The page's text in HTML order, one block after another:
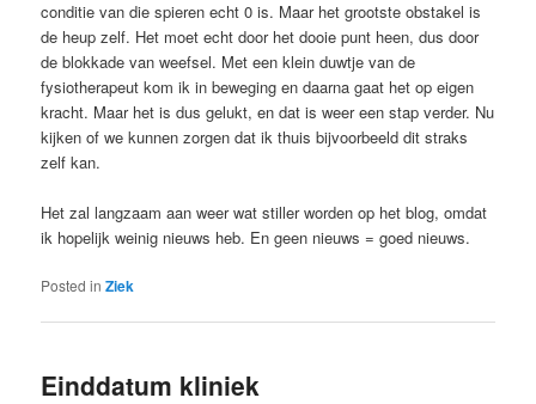
conditie van die spieren echt 0 is. Maar het grootste obstakel is
de heup zelf. Het moet echt door het dooie punt heen, dus door
de blokkade van weefsel. Met een klein duwtje van de
fysiotherapeut kom ik in beweging en daarna gaat het op eigen
kracht. Maar het is dus gelukt, en dat is weer een stap verder. Nu
kijken of we kunnen zorgen dat ik thuis bijvoorbeeld dit straks
zelf kan.
Het zal langzaam aan weer wat stiller worden op het blog, omdat
ik hopelijk weinig nieuws heb. En geen nieuws = goed nieuws.
Posted in Ziek
Einddatum kliniek